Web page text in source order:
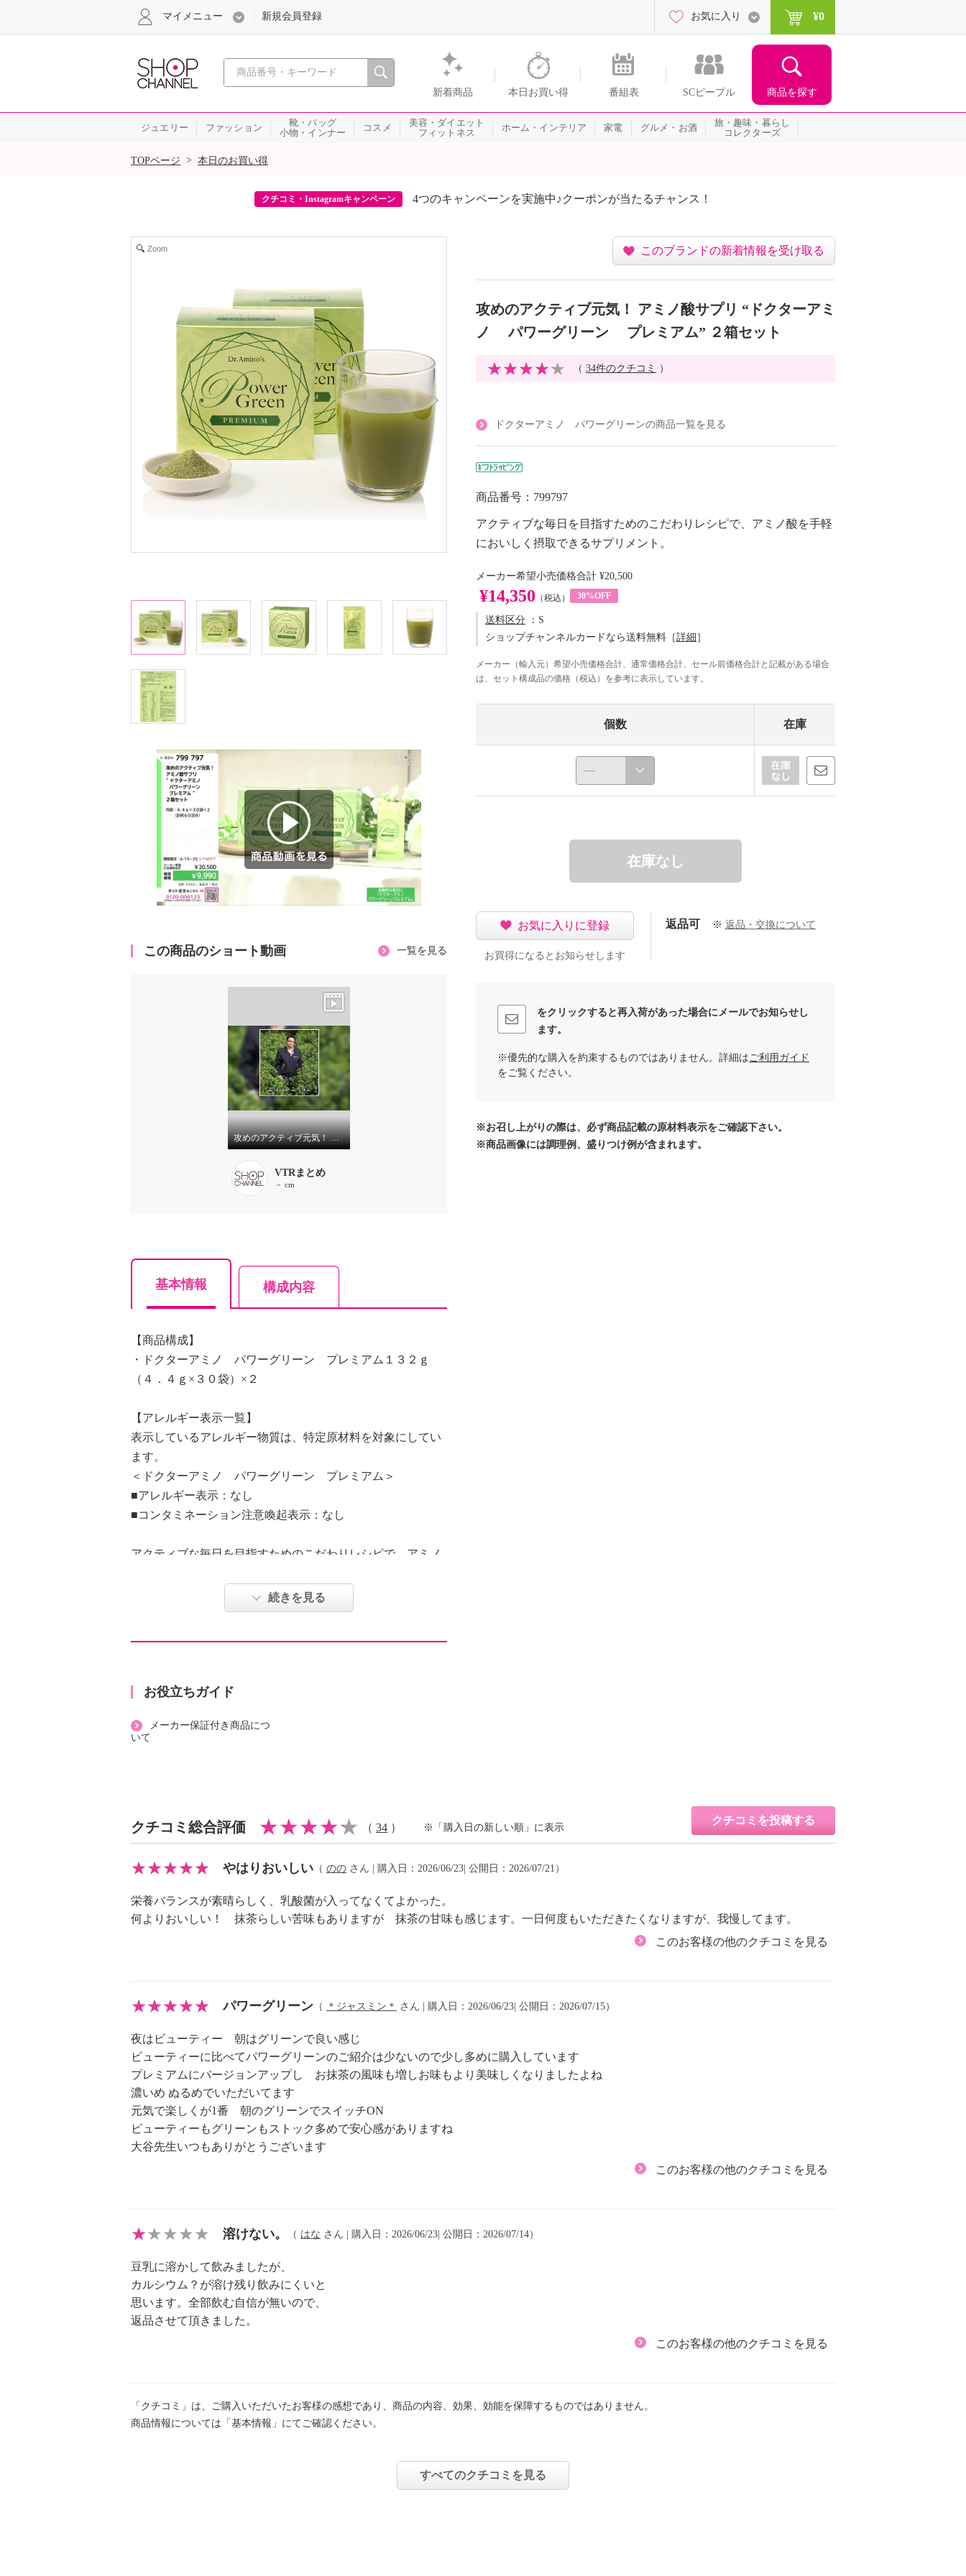
心おどる、瞬間を。通販・テレビショッピングのショップチャンネル
新着商品 本日お買い得 番組表 SCピープル 商品を探す
マイメニュー 新規会員登録 お気に入り ¥0
ジュエリー ファッション
靴・バッグ
小物・インナー
コスメ
美容・ダイエット
フィットネス
ホーム・インテリア 家電 グルメ・お酒
旅・趣味・暮らし
コレクターズ
SALE
TOPページ > 本日のお買い得
クチコミ・Instagramキャンペーン 4つのキャンペーンを実施中♪クーポンが当たるチャンス！
Zoom
商品動画を見る
この商品のショート動画 一覧を見る
攻めのアクティブ元気！ アミノ酸サプリ “ドクターアミノ パワーグリーン プレミアム” ２箱セット
VTRまとめ
－ cm
基本情報 構成内容
【商品構成】
・ドクターアミノ パワーグリーン プレミアム１３２ｇ
（４．４ｇ×３０袋）×２
【アレルギー表示一覧】
表示しているアレルギー物質は、特定原材料を対象にしてい
ます。
＜ドクターアミノ パワーグリーン プレミアム＞
■アレルギー表示：なし
■コンタミネーション注意喚起表示：なし
アクティブな毎日を目指すためのこだわりレシピで、アミノ
ウム、抹茶を使用した、水などに溶かして飲むパウダー状の
サプリメント「ドクターアミノ パワーグリーン プレミア
分包タイプになっており、持ち運びにも便利です。
＜ドクターアミノ パワーグリーン プレミアム １３２ｇ
・開封前：商品記載の通り
【同梱書類】
・あり
続きを見る
お役立ちガイド
メーカー保証付き商品につ
いて
このブランドの新着情報を受け取る
攻めのアクティブ元気！ アミノ酸サプリ “ドクターアミ
ノ パワーグリーン プレミアム” ２箱セット
（ 34件のクチコミ ）
ドクターアミノ パワーグリーンの商品一覧を見る
商品番号：799797
アクティブな毎日を目指すためのこだわりレシピで、アミノ酸を手軽
においしく摂取できるサプリメント。
メーカー希望小売価格合計 ¥20,500
¥14,350 （税込） 30%OFF
送料区分 ：S
ショップチャンネルカードなら送料無料［詳細 ］
メーカー（輸入元）希望小売価格合計、通常価格合計、セール前価格合計と記載がある場合
は、セット構成品の価格（税込）を参考に表示しています。
個数 在庫
在庫なし
お気に入りに登録
お買得になるとお知らせします
返品可 ※ 返品・交換について
をクリックすると再入荷があった場合にメールでお知らせし
ます。
※優先的な購入を約束するものではありません。詳細は ご利用ガイド
をご覧ください。
※お召し上がりの際は、必ず商品記載の原材料表示をご確認下さい。
※商品画像には調理例、盛りつけ例が含まれます。
クチコミ総合評価 （ 34 ）
クチコミを投稿する
※「購入日の新しい順」に表示
やはりおいしい （ のの さん | 購入日：2026/06/23| 公開日：2026/07/21）
栄養バランスが素晴らしく、乳酸菌が入ってなくてよかった。
何よりおいしい！ 抹茶らしい苦味もありますが 抹茶の甘味も感じます。一日何度もいただきたくなりますが、我慢してます。
このお客様の他のクチコミを見る
パワーグリーン （ ＊ジャスミン＊ さん | 購入日：2026/06/23| 公開日：2026/07/15）
夜はビューティー 朝はグリーンで良い感じ
ビューティーに比べてパワーグリーンのご紹介は少ないので少し多めに購入しています
プレミアムにバージョンアップし お抹茶の風味も増しお味もより美味しくなりましたよね
濃いめ ぬるめでいただいてます
元気で楽しくが1番 朝のグリーンでスイッチON
ビューティーもグリーンもストック多めで安心感がありますね
大谷先生いつもありがとうございます
このお客様の他のクチコミを見る
溶けない。 （ はな さん | 購入日：2026/06/23| 公開日：2026/07/14）
豆乳に溶かして飲みましたが、
カルシウム？が溶け残り飲みにくいと
思います。全部飲む自信が無いので、
返品させて頂きました。
このお客様の他のクチコミを見る
「クチコミ」は、ご購入いただいたお客様の感想であり、商品の内容、効果、効能を保障するものではありません。
商品情報については「基本情報」にてご確認ください。
すべてのクチコミを見る